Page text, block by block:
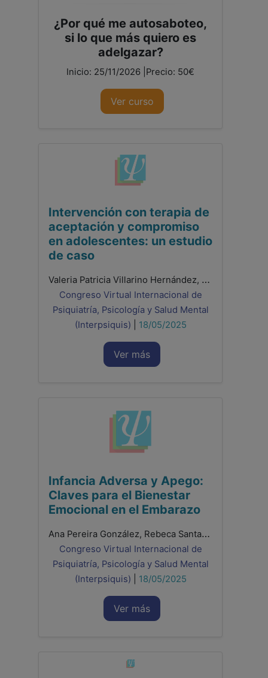
¿Por qué me autosaboteo,
si lo que más quiero es
adelgazar?
Inicio: 25/11/2026 |Precio: 50€
Ver curso
Intervención con terapia de
aceptación y compromiso
en adolescentes: un estudio
de caso
Valeria Patricia Villarino Hernández, Romina Peraza Perera, Ivan Zebenzui Moreno González, Raquel De León Hernández, Beatriz Regina Prieto Gallo
Congreso Virtual Internacional de
Psiquiatría, Psicología y Salud Mental
(Interpsiquis)
18/05/2025
Ver más
Infancia Adversa y Apego:
Claves para el Bienestar
Emocional en el Embarazo
Ana Pereira González, Rebeca Santamaría Gutiez, Francisco González Sala, Laura Lacomba Trejo
Congreso Virtual Internacional de
Psiquiatría, Psicología y Salud Mental
(Interpsiquis)
18/05/2025
Ver más